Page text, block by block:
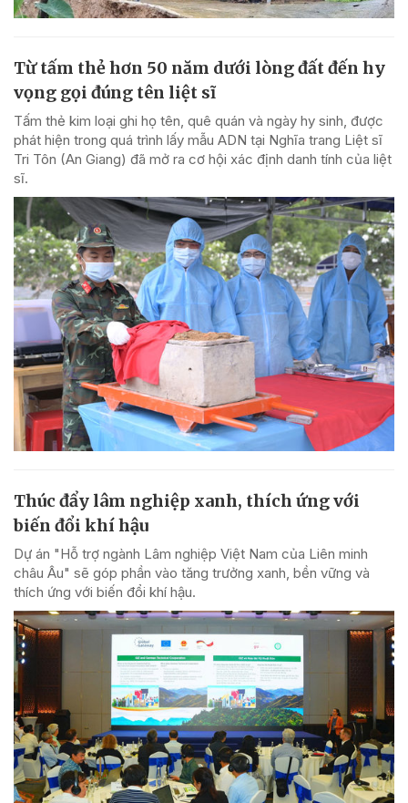
Từ tấm thẻ hơn 50 năm dưới lòng đất đến hy
vọng gọi đúng tên liệt sĩ
Tấm thẻ kim loại ghi họ tên, quê quán và ngày hy sinh, được
phát hiện trong quá trình lấy mẫu ADN tại Nghĩa trang Liệt sĩ
Tri Tôn (An Giang) đã mở ra cơ hội xác định danh tính của liệt
sĩ.
Thúc đẩy lâm nghiệp xanh, thích ứng với
biến đổi khí hậu
Dự án "Hỗ trợ ngành Lâm nghiệp Việt Nam của Liên minh
châu Âu" sẽ góp phần vào tăng trưởng xanh, bền vững và
thích ứng với biến đổi khí hậu.